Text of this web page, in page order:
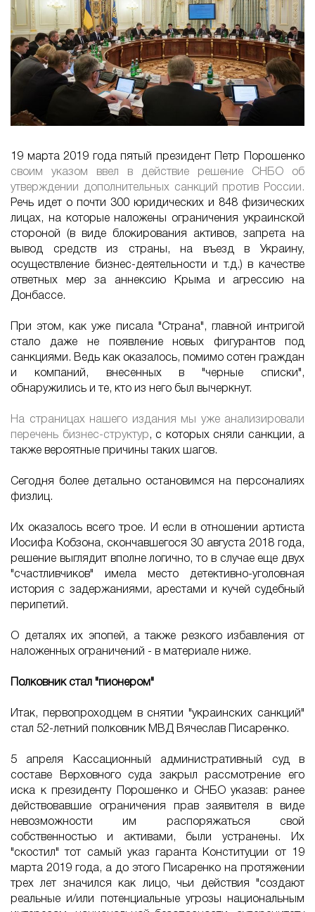
19 марта 2019 года пятый президент Петр Порошенко
своим указом ввел в действие решение СНБО об
утверждении дополнительных санкций против России.
Речь идет о почти 300 юридических и 848 физических
лицах, на которые наложены ограничения украинской
стороной (в виде блокирования активов, запрета на
вывод средств из страны, на въезд в Украину,
осуществление бизнес-деятельности и т.д.) в качестве
ответных мер за аннексию Крыма и агрессию на
Донбассе.
При этом, как уже писала "Страна", главной интригой
стало даже не появление новых фигурантов под
санкциями. Ведь как оказалось, помимо сотен граждан
и компаний, внесенных в "черные списки",
обнаружились и те, кто из него был вычеркнут.
На страницах нашего издания мы уже анализировали
перечень бизнес-структур, с которых сняли санкции, а
также вероятные причины таких шагов.
Сегодня более детально остановимся на персоналиях
физлиц.
Их оказалось всего трое. И если в отношении артиста
Иосифа Кобзона, скончавшегося 30 августа 2018 года,
решение выглядит вполне логично, то в случае еще двух
"счастливчиков" имела место детективно-уголовная
история с задержаниями, арестами и кучей судебный
перипетий.
О деталях их эпопей, а также резкого избавления от
наложенных ограничений - в материале ниже.
Полковник стал "пионером"
Итак, первопроходцем в снятии "украинских санкций"
стал 52-летний полковник МВД Вячеслав Писаренко.
5 апреля Кассационный административный суд в
составе Верховного суда закрыл рассмотрение его
иска к президенту Порошенко и СНБО указав: ранее
действовавшие ограничения прав заявителя в виде
невозможности им распоряжаться свой
собственностью и активами, были устранены. Их
"скостил" тот самый указ гаранта Конституции от 19
марта 2019 года, а до этого Писаренко на протяжении
трех лет значился как лицо, чьи действия "создают
реальные и/или потенциальные угрозы национальным